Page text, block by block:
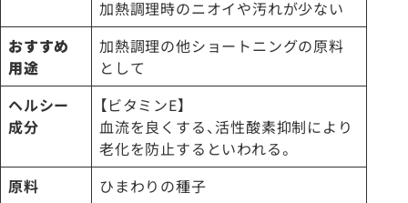
加熱調理時のニオイや汚れが少ない
おすすめ
用途
加熱調理の他ショートニングの原料
として
ヘルシー
成分
【ビタミンE】
血流を良くする、活性酸素抑制により
老化を防止するといわれる。
原料
ひまわりの種子